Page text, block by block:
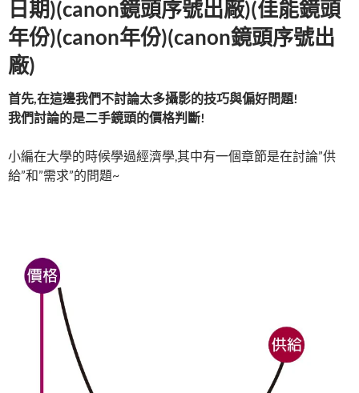
日期)(canon鏡頭序號出廠)(佳能鏡頭
年份)(canon年份)(canon鏡頭序號出
廠)
首先,在這邊我們不討論太多攝影的技巧與偏好問題!
我們討論的是二手鏡頭的價格判斷!
小編在大學的時候學過經濟學,其中有一個章節是在討論”供
給”和”需求”的問題~